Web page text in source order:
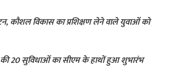
कौशल विकास का प्रशिक्षण लेने वाले युवाओं को
की 20 सुविधाओं का सीएम के हाथों हुआ शुभारंभ